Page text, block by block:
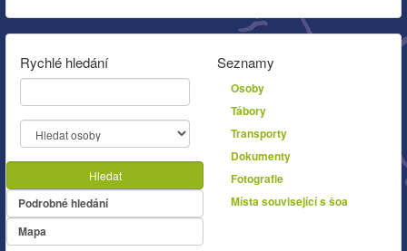
Rychlé hledání
Hledat
Podrobné hledání
Mapa
Seznamy
Osoby
Tábory
Transporty
Dokumenty
Fotografie
Místa související s šoa